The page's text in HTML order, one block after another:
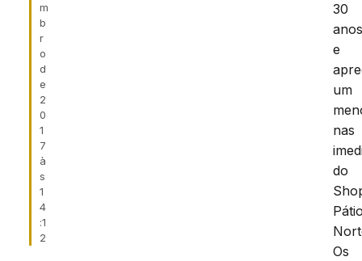
m
b
r
o
d
e
2
0
1
7
à
s
1
4
:1
2
30
e
um
nas
do
Os